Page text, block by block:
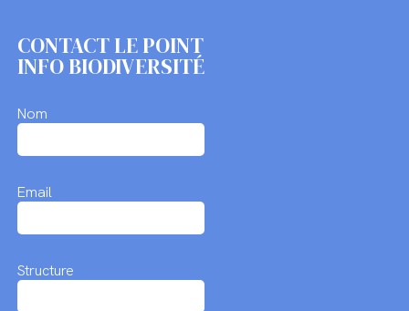
CONTACT LE POINT
INFO BIODIVERSITÉ
Nom
Email
Structure